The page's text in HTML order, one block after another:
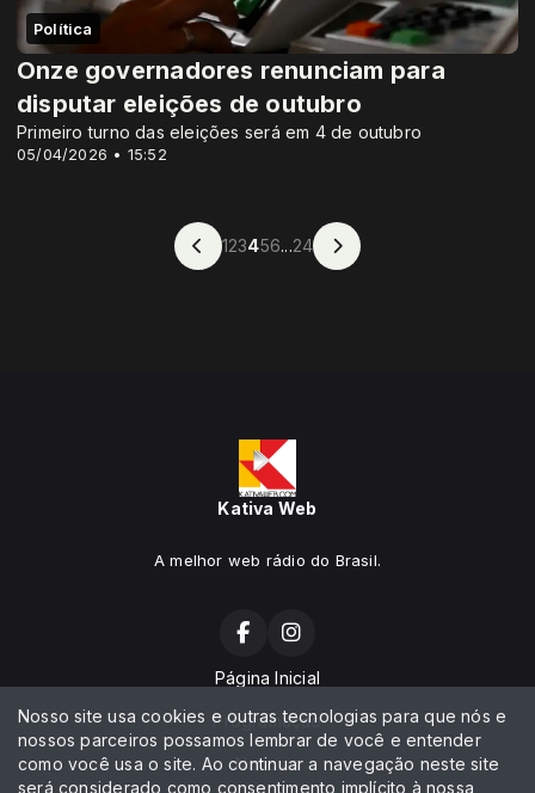
Política
05/04/2026 • 15:52
Onze governadores renunciam para
disputar eleições de outubro
Primeiro turno das eleições será em 4 de outubro
123456...24
Kativa Web
A melhor web rádio do Brasil.
Página Inicial
Programação
Notícias
Nosso site usa cookies e outras tecnologias para que nós e
nossos parceiros possamos lembrar de você e entender
como você usa o site. Ao continuar a navegação neste site
será considerado como consentimento implícito à nossa